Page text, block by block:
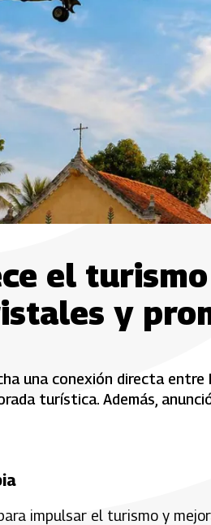
el
y
una conexión directa
turística. Además,
impulsar el turismo y